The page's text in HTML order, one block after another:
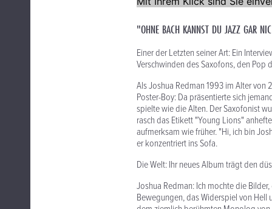
"OHNE BACH KANNST DU JAZZ GAR
Einer der Letzten seiner Art: Ein
Verschwinden des Saxofons, den Pop
Als Joshua Redman 1993 im Alter
Poster-Boy: Da präsentierte sich
spielte wie die Alten. Der Saxofonist
rasch das Etikett "Young Lions"
aufmerksam wie früher. "Hi, ich bin
er konzentriert ins Sofa.
Die Welt: Ihr neues Album trägt den
Joshua Redman: Ich mochte die
Bewegungen, das Widerspiel von Hell